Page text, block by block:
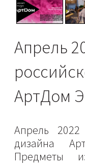
Апрель
АртДом
Апрель 2022
дизайна
Предметы